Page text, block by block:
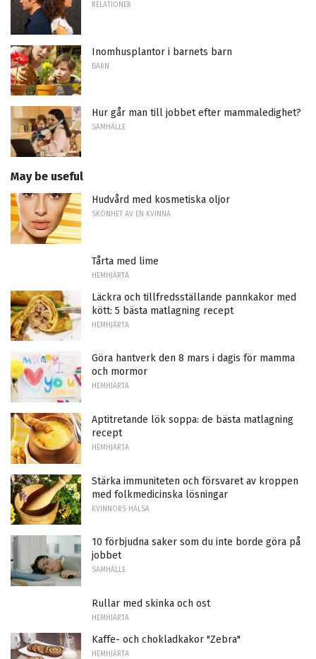
RELATIONER
Inomhusplantor i barnets barn
BARN
Hur går man till jobbet efter mammaledighet?
SAMHÄLLE
May be useful
Hudvård med kosmetiska oljor
SKÖNHET AV EN KVINNA
Tårta med lime
HEMHJÄRTA
Läckra och tillfredsställande pannkakor med
kött: 5 bästa matlagning recept
HEMHJÄRTA
Göra hantverk den 8 mars i dagis för mamma
och mormor
HEMHJÄRTA
Aptitretande lök soppa: de bästa matlagning
recept
HEMHJÄRTA
Stärka immuniteten och försvaret av kroppen
med folkmedicinska lösningar
KVINNORS HÄLSA
10 förbjudna saker som du inte borde göra på
jobbet
SAMHÄLLE
Rullar med skinka och ost
HEMHJÄRTA
Kaffe- och chokladkakor "Zebra"
HEMHJÄRTA